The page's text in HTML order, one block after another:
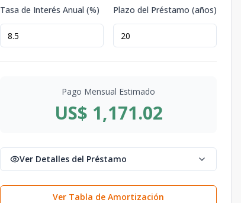
Tasa de Interés Anual (%) Plazo del Préstamo (años)
Pago Mensual Estimado
US$ 1,171.02
Ver Detalles del Préstamo
Ver Tabla de Amortización